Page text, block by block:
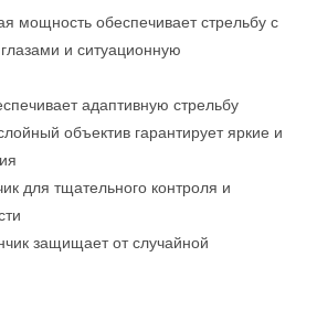
мощность обеспечивает стрельбу с
и ситуационную
адаптивную стрельбу
объектив гарантирует яркие и
для тщательного контроля и
защищает от случайной